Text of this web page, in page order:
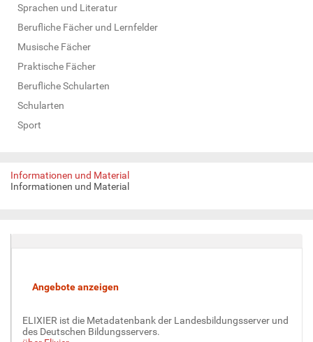
Sprachen und Literatur
Berufliche Fächer und Lernfelder
Musische Fächer
Praktische Fächer
Berufliche Schularten
Schularten
Sport
Informationen und Material
Informationen und Material
ELIXIER ist die Metadatenbank der Landesbildungsserver und
des Deutschen Bildungsservers.